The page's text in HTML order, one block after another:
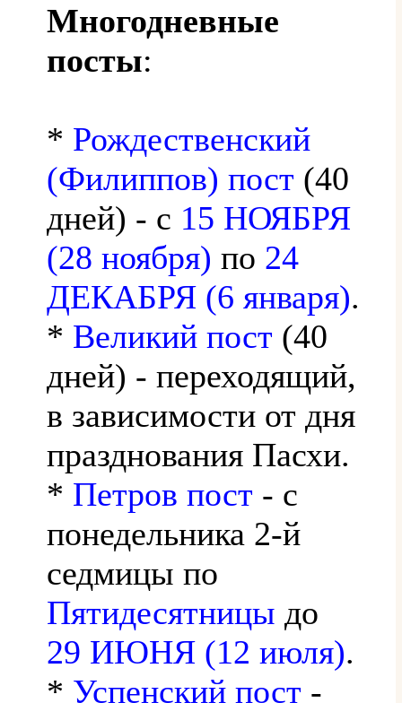
Многодневные
посты:
* Рождественский
(Филиппов) пост (40
дней) - с 15 НОЯБРЯ
(28 ноября) по 24
ДЕКАБРЯ (6 января).
* Великий пост (40
дней) - переходящий,
в зависимости от дня
празднования Пасхи.
* Петров пост - с
понедельника 2-й
седмицы по
Пятидесятницы до
29 ИЮНЯ (12 июля).
* Успенский пост -